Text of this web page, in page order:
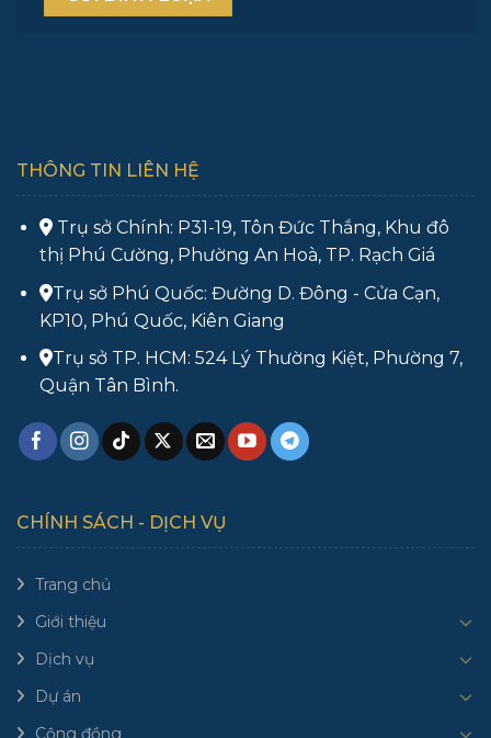
THÔNG TIN LIÊN HỆ
Trụ sở Chính: P31-19, Tôn Đức Thắng, Khu đô
thị Phú Cường, Phường An Hoà, TP. Rạch Giá
Trụ sở Phú Quốc: Đường D. Đông - Cửa Cạn,
KP10, Phú Quốc, Kiên Giang
Trụ sở TP. HCM: 524 Lý Thường Kiệt, Phường 7,
Quận Tân Bình.
CHÍNH SÁCH - DỊCH VỤ
Trang chủ
Giới thiệu
Dịch vụ
Dự án
Cộng đồng